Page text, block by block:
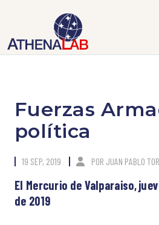
Fuerzas
política
19 SEP, 2019 POR JUAN PABLO
El Mercurio de Valparaiso,
de 2019